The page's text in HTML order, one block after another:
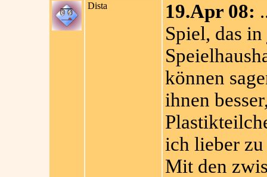
Dista 19.Apr 08:
Spiel, das
können
ihnen
ich lieber
Mit den